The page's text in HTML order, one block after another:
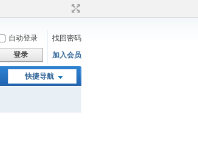
自动登录
找回密码
登录 加入会员
快捷导航